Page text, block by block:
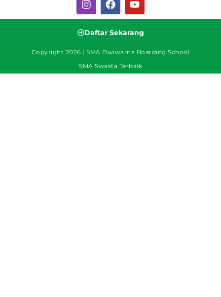
Daftar Sekarang
Copyright 2026 | SMA Dwiwarna Boarding School
SMA Swasta Terbaik